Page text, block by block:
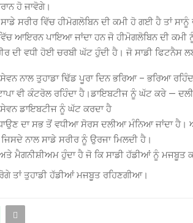
ਹੋ ਜਾਵੋਗੇ।
ਸਰੀਰ ਵਿੱਚ ਹੀਮੋਗਲੋਬਿਨ ਦੀ ਕਮੀ ਹੋ ਗਈ ਹੈ ਤਾਂ
ਆਇਰਨ ਪਾਇਆ ਜਾਂਦਾ ਹਨ ਜੋ ਹੀਮੋਗਲੋਬਿਨ ਦੀ ਕਮੀ
ਦੀ ਵਧੀ ਹੋਈ ਚਰਬੀ ਘੱਟ ਹੁੰਦੀ ਹੈ। ਜੋ ਸਾਡੀ ਫਿਟਨੈਸ
ਨਾਲ ਤੁਹਾਡਾ ਢਿੱਡ ਪੂਰਾ ਦਿਨ ਭਰਿਆ – ਭਰਿਆ
ਵੀ ਕੰਟਰੋਲ ਰਹਿੰਦਾ ਹੈ।ਡਾਇਬਟੀਜ ਨੂੰ ਘੱਟ ਕਰੇ —
ਡਾਇਬਟੀਜ ਨੂੰ ਘੱਟ ਕਰਦਾ ਹੈ
ਦਾ ਸਭ ਤੋਂ ਵਧੀਆ ਸੋਰਸ ਦਲੀਆ ਮੰਨਿਆ ਜਾਂਦਾ
ਨਾਲ ਸਾਡੇ ਸਰੀਰ ਨੂੰ ਉਰਜਾ ਮਿਲਦੀ ਹੈ।
ਮੈਗਨੀਸ਼ੀਅਮ ਹੁੰਦਾ ਹੈ ਜੋ ਕਿ ਸਾਡੀ ਹੱਡੀਆਂ ਨੂੰ ਮਜਬੂਤ
ਤਾਂ ਤੁਹਾਡੀ ਹੱਡੀਆਂ ਮਜਬੂਤ ਰਹਿਣਗੀਆ।